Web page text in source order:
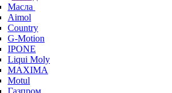
Масла
Aimol
Country
G-Motion
IPONE
Liqui Moly
MAXIMA
Motul
Газпром